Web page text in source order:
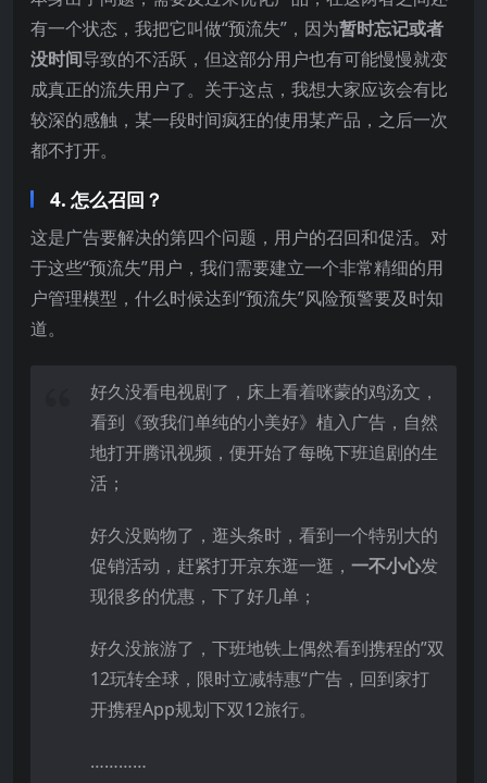
有一个状态，我把它叫做“预流失”，因为暂时忘记或者
没时间导致的不活跃，但这部分用户也有可能慢慢就变
成真正的流失用户了。关于这点，我想大家应该会有比
较深的感触，某一段时间疯狂的使用某产品，之后一次
都不打开。
4. 怎么召回？
这是广告要解决的第四个问题，用户的召回和促活。对
于这些“预流失”用户，我们需要建立一个非常精细的用
户管理模型，什么时候达到“预流失”风险预警要及时知
道。
好久没看电视剧了，床上看着咪蒙的鸡汤文，
看到《致我们单纯的小美好》植入广告，自然
地打开腾讯视频，便开始了每晚下班追剧的生
活；
好久没购物了，逛头条时，看到一个特别大的
促销活动，赶紧打开京东逛一逛， 一不小心发
现很多的优惠，下了好几单；
好久没旅游了，下班地铁上偶然看到携程的”双
12玩转全球，限时立减特惠“广告，回到家打
开携程App规划下双12旅行。
…………